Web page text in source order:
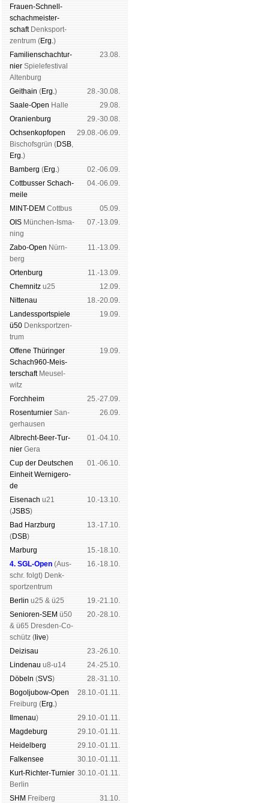
Frauen-Schnell­
schach­meis­ter­
schaftDenk­sport­
zen­trum (Erg.)
Familien­schach­tur­
nier Spiele­fes­ti­val
Al­ten­burg
23.08.
Geit­hain (Erg.)
28.-30.08.
Saale-Open Halle
29.08.
Oranien­burg
29.-30.08.
Och­sen­kopf­open
Bischofs­grün (DSB,
Erg.)
29.08.-06.09.
Bam­berg (Erg.)
02.-06.09.
Cott­busser Schach­
meile
04.-06.09.
MINT-DEM Cott­bus
05.09.
OIS Mün­chen-Is­ma­
ning
07.-13.09.
Zabo-Open Nürn­
berg
11.-13.09.
Orten­burg
11.-13.09.
Chem­nitz u25
12.09.
Nitte­nau
18.-20.09.
Landes­sport­spiele
ü50 Denk­sport­zen­
trum
19.09.
Offene Thü­rin­ger
Schach960-Meis­
ter­schaftMeu­sel­
witz
19.09.
Forch­heim
25.-27.09.
Rosen­tur­nier San­
ger­hau­sen
26.09.
Albrecht-Beer-Tur­
nier Ge­ra
01.-04.10.
Cup der Deut­schen
Ein­heit Wer­ni­ge­ro­
de
01.-06.10.
Eise­nach u21
(JSBS)
10.-13.10.
Bad Harz­burg
(DSB)
13.-17.10.
Mar­burg
15.-18.10.
4. SGL-Open (Aus­
schr. folgt) Denk­
sport­zen­trum
16.-18.10.
Ber­lin u25 & ü25
19.-21.10.
Senioren-SEM ü50
& ü65 Dres­den-Co­
schütz ( live)
20.-28.10.
Dei­zi­sau
23.-26.10.
Lin­de­nau u8-u14
24.-25.10.
Dö­beln (SVS)
28.-31.10.
Bogoljubow-Open
Frei­burg (Erg.)
28.10.-01.11.
Il­me­nau)
29.10.-01.11.
Mag­de­burg
29.10.-01.11.
Hei­del­berg
29.10.-01.11.
Fal­ken­see
30.10.-01.11.
Kurt-Rich­ter-Tur­nier
Ber­lin
30.10.-01.11.
SHM Frei­berg
31.10.